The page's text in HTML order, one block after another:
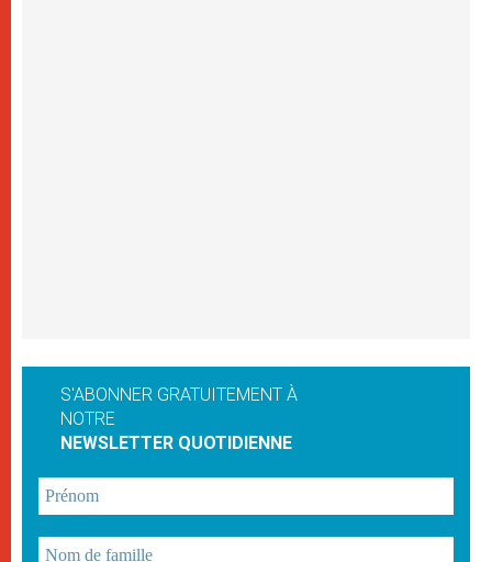
S'ABONNER GRATUITEMENT À
NOTRE
NEWSLETTER QUOTIDIENNE